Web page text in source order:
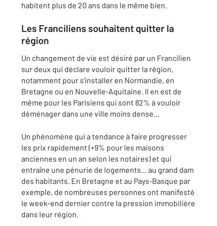
habitent plus de 20 ans dans le même bien.
Les Franciliens souhaitent quitter la
région
Un changement de vie est désiré par un Francilien
sur deux qui déclare vouloir quitter la région,
notamment pour s'installer en Normandie, en
Bretagne ou en Nouvelle-Aquitaine. Il en est de
même pour les Parisiens qui sont 82% à vouloir
déménager dans une ville moins dense...
Un phénomène qui a tendance à faire progresser
les prix rapidement (+9% pour les maisons
anciennes en un an selon les notaires) et qui
entraîne une pénurie de logements... au grand dam
des habitants. En Bretagne et au Pays-Basque par
exemple, de nombreuses personnes ont manifesté
le week-end dernier contre la pression immobilière
dans leur région.